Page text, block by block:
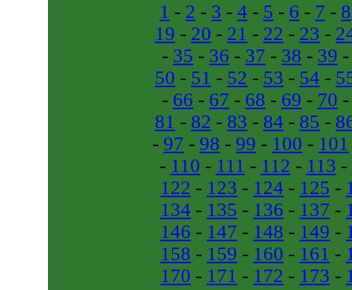
1 - 2 - 3 - 4 - 5 - 6 - 7 - 8
19 - 20 - 21 - 22 - 23 -
- 35 - 36 - 37 - 38 - 39
50 - 51 - 52 - 53 - 54 -
- 66 - 67 - 68 - 69 - 70
81 - 82 - 83 - 84 - 85 -
- 97 - 98 - 99 - 100 - 101
- 110 - 111 - 112 - 113 -
122 - 123 - 124 - 125 -
134 - 135 - 136 - 137 -
146 - 147 - 148 - 149 -
158 - 159 - 160 - 161 -
170 - 171 - 172 - 173 -